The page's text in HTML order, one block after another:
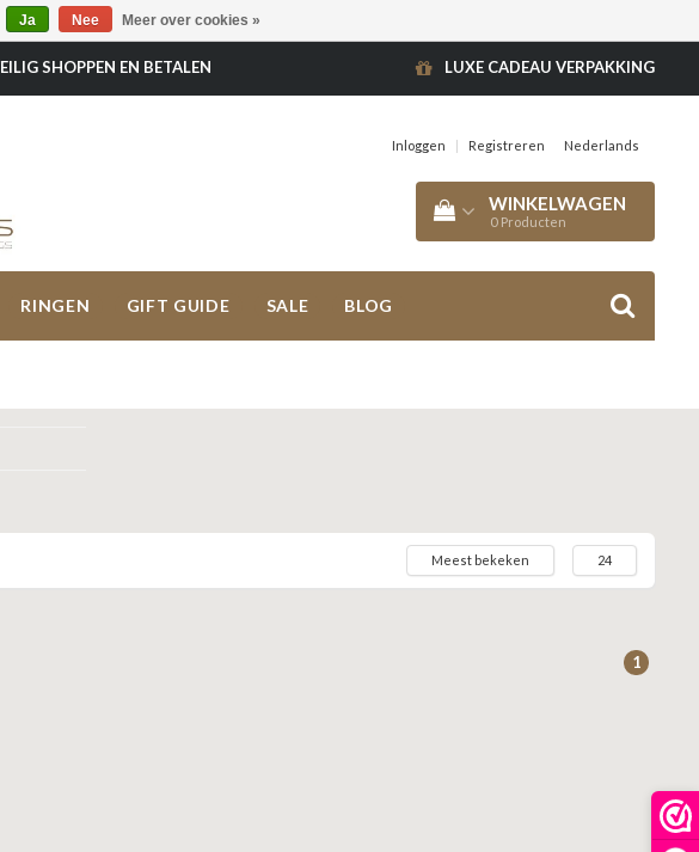
SHOPPEN EN BETALEN LUXE CADEAU VERPAKKING
Inloggen | Registreren Nederlands
WINKELWAGEN
0 Producten
RINGEN GIFT GUIDE SALE BLOG
Meest bekeken 24
1
Ja Nee Meer over cookies »